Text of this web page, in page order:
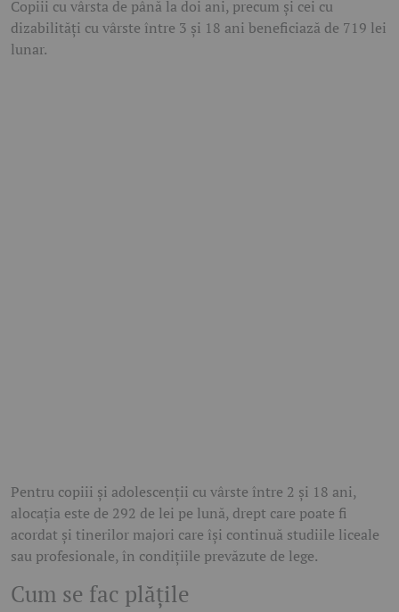
Copiii cu vârsta de până la doi ani, precum și cei cu
dizabilități cu vârste între 3 și 18 ani beneficiază de 719 lei
lunar.
Pentru copiii și adolescenții cu vârste între 2 și 18 ani,
alocația este de 292 de lei pe lună, drept care poate fi
acordat și tinerilor majori care își continuă studiile liceale
sau profesionale, în condițiile prevăzute de lege.
Cum se fac plățile